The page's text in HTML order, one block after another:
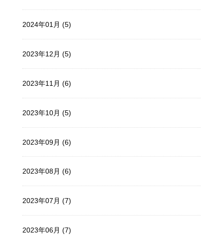
2024年01月 (5)
2023年12月 (5)
2023年11月 (6)
2023年10月 (5)
2023年09月 (6)
2023年08月 (6)
2023年07月 (7)
2023年06月 (7)